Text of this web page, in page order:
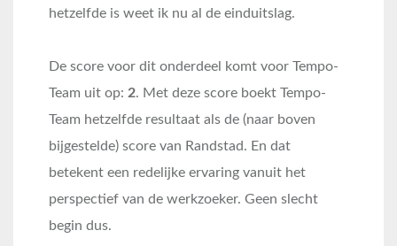
hetzelfde is weet ik nu al de einduitslag.
De score voor dit onderdeel komt voor Tempo-
Team uit op: 2. Met deze score boekt Tempo-
Team hetzelfde resultaat als de (naar boven
bijgestelde) score van Randstad. En dat
betekent een redelijke ervaring vanuit het
perspectief van de werkzoeker. Geen slecht
begin dus.